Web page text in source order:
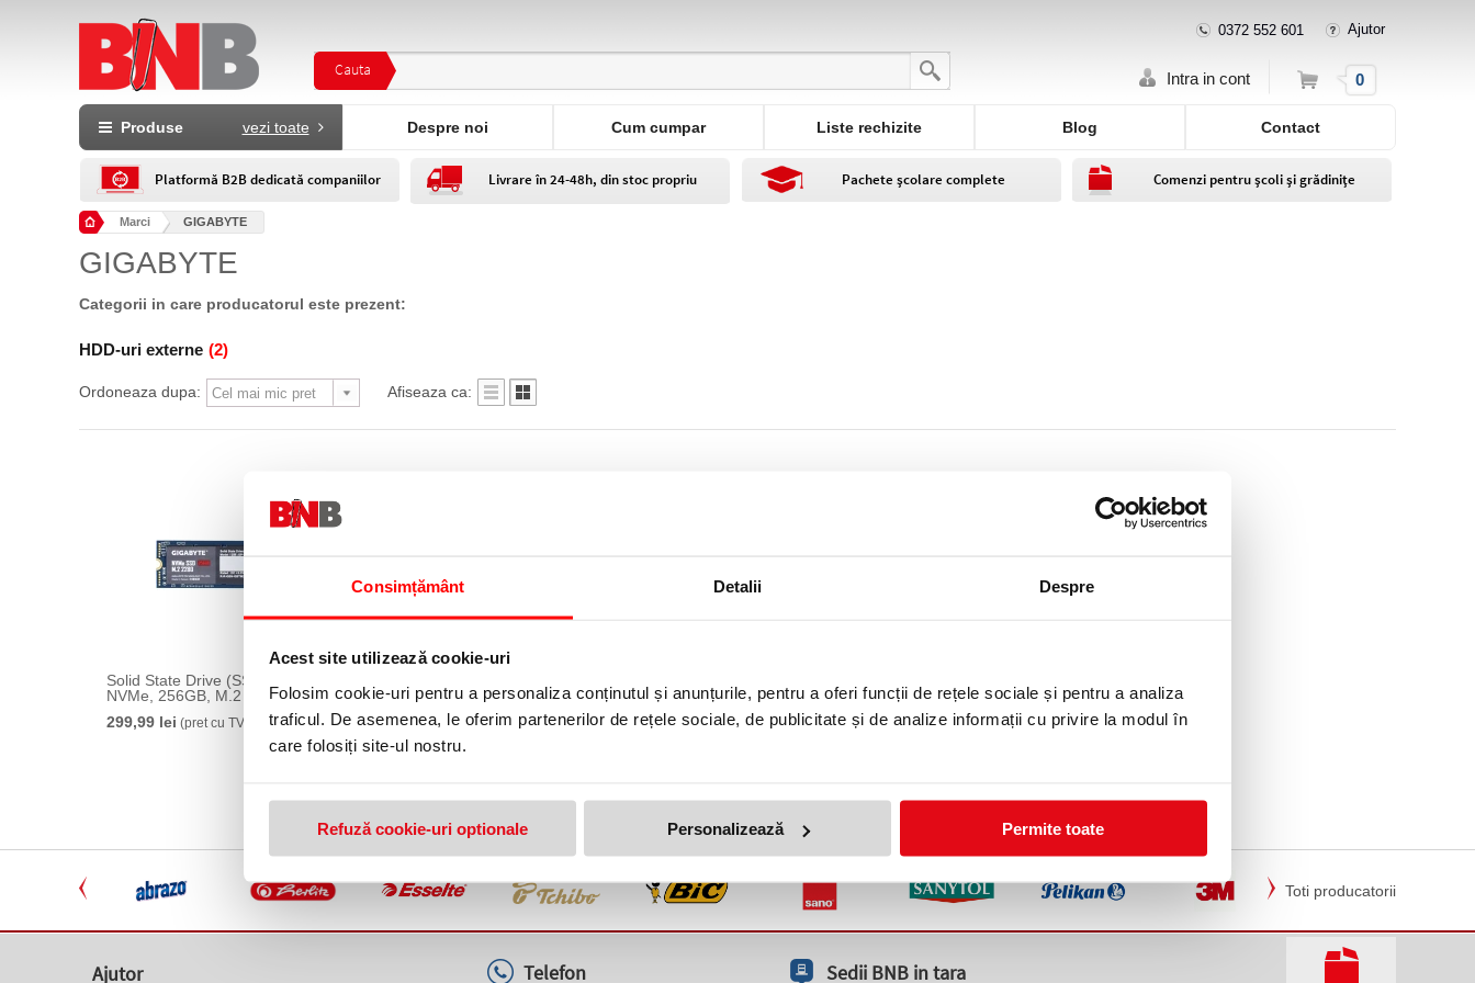
Consimțământ Detalii Despre
Acest site utilizează cookie-uri
Folosim cookie-uri pentru a personaliza conținutul și anunțurile, pentru a oferi funcții de rețele sociale și pentru a analiza
traficul. De asemenea, le oferim partenerilor de rețele sociale, de publicitate și de analize informații cu privire la modul în
care folosiți site-ul nostru.
Refuză cookie-uri optionale Personalizează Permite toate
Cauta
0372 552 601 Ajutor
Intra in cont Cos 0
Produse vezi toate Despre noi Cum cumpar Liste rechizite Blog Contact
Platformă B2B dedicată companiilor Livrare în 24-48h, din stoc propriu Pachete școlare complete Comenzi pentru școli și grădinițe
Marci GIGABYTE
GIGABYTE
Categorii in care producatorul este prezent:
HDD-uri externe (2)
Ordoneaza dupa: Afiseaza ca:
Solid State Drive (SSD) Gigabyte
NVMe, 256GB, M.2
299,99 lei (pret cu TVA)
128GB, Gigabyte
299,99 lei(pret cu TVA)
Toti producatorii
Ajutor Telefon Sedii BNB in tara